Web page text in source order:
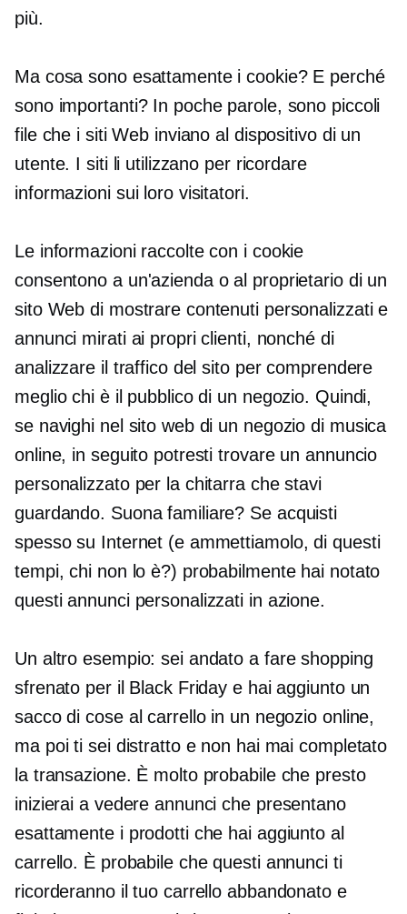
più.
Ma cosa sono esattamente i cookie? E perché
sono importanti? In poche parole, sono piccoli
file che i siti Web inviano al dispositivo di un
utente. I siti li utilizzano per ricordare
informazioni sui loro visitatori.
Le informazioni raccolte con i cookie
consentono a un'azienda o al proprietario di un
sito Web di mostrare contenuti personalizzati e
annunci mirati ai propri clienti, nonché di
analizzare il traffico del sito per comprendere
meglio chi è il pubblico di un negozio. Quindi,
se navighi nel sito web di un negozio di musica
online, in seguito potresti trovare un annuncio
personalizzato per la chitarra che stavi
guardando. Suona familiare? Se acquisti
spesso su Internet (e ammettiamolo, di questi
tempi, chi non lo è?) probabilmente hai notato
questi annunci personalizzati in azione.
Un altro esempio: sei andato a fare shopping
sfrenato per il Black Friday e hai aggiunto un
sacco di cose al carrello in un negozio online,
ma poi ti sei distratto e non hai mai completato
la transazione. È molto probabile che presto
inizierai a vedere annunci che presentano
esattamente i prodotti che hai aggiunto al
carrello. È probabile che questi annunci ti
ricorderanno il tuo carrello abbandonato e